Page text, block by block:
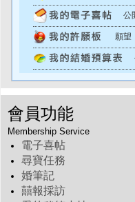
公
願望
會員功能
Membership Service
電子喜帖
尋寶任務
婚筆記
囍報採訪